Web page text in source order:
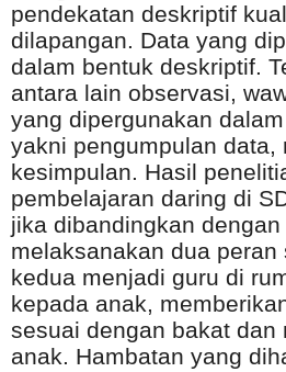
pendekatan deskriptif
dilapangan. Data yang
dalam bentuk deskriptif.
antara lain observasi,
yang dipergunakan
yakni pengumpulan
kesimpulan. Hasil
pembelajaran daring di
jika dibandingkan
melaksanakan dua
kedua menjadi guru di
kepada anak,
sesuai dengan bakat
anak. Hambatan yang